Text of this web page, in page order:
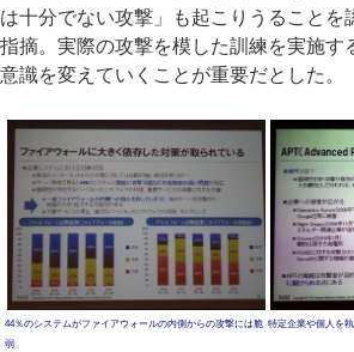
は十分でない攻撃」も起こりうることを
指摘。実際の攻撃を模した訓練を実施す
意識を変えていくことが重要だとした。
44％のシステムがファイアウォールの内側からの攻撃には脆
弱
特定企業や個人を